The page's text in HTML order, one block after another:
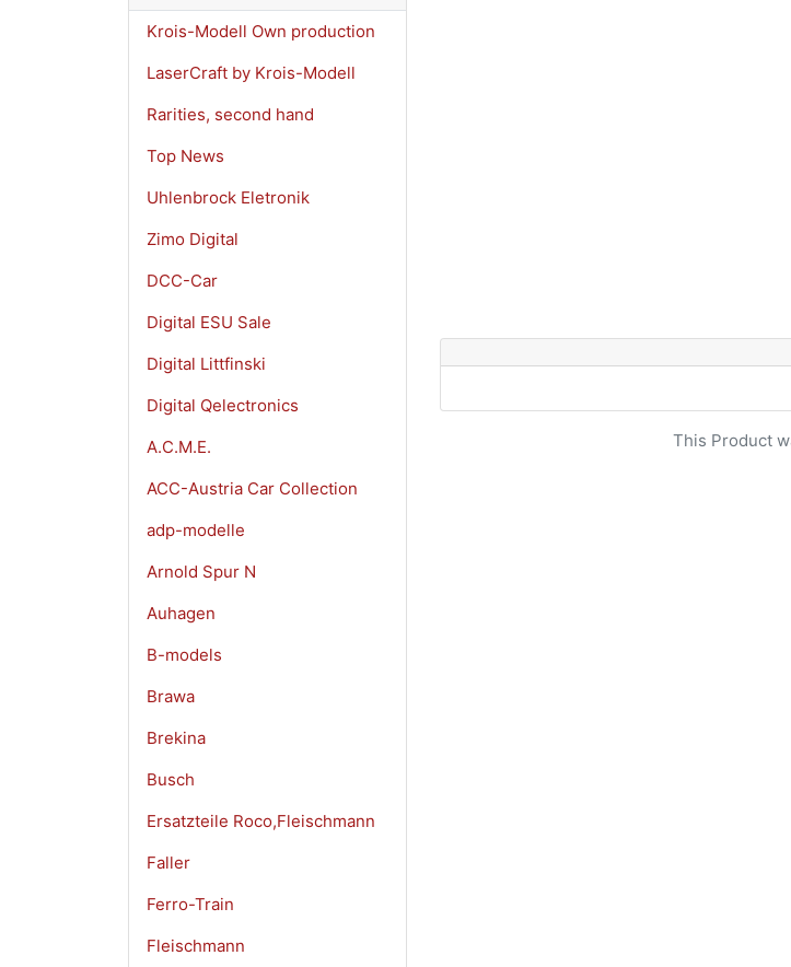
Krois-Modell Own production
LaserCraft by Krois-Modell
Rarities, second hand
Top News
Uhlenbrock Eletronik
Zimo Digital
DCC-Car
Digital ESU Sale
Digital Littfinski
Digital Qelectronics
A.C.M.E.
ACC-Austria Car Collection
adp-modelle
Arnold Spur N
Auhagen
B-models
Brawa
Brekina
Busch
Ersatzteile Roco,Fleischmann
Faller
Ferro-Train
Fleischmann
This Product